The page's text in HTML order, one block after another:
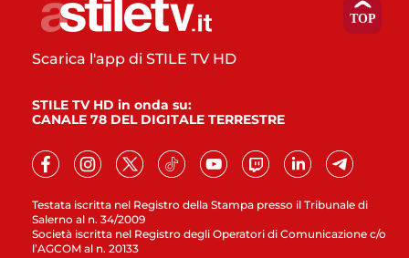
Testata iscritta nel Registro della Stampa presso il Tribunale di
Salerno al n. 34/2009
Società iscritta nel Registro degli Operatori di Comunicazione c/o
l’AGCOM al n. 20133
Scarica l'app di STILE TV HD
STILE TV HD in onda su:
CANALE 78 DEL DIGITALE TERRESTRE